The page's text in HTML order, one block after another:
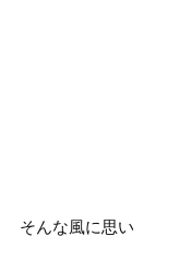
そんな風に思い